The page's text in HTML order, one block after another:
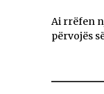
Ai rrëfen
përvojës